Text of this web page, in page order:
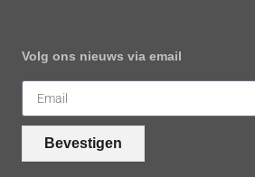
Volg ons nieuws via email
Bevestigen